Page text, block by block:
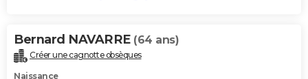
Bernard NAVARRE (64 ans)
Créer une cagnotte obsèques
Naissance